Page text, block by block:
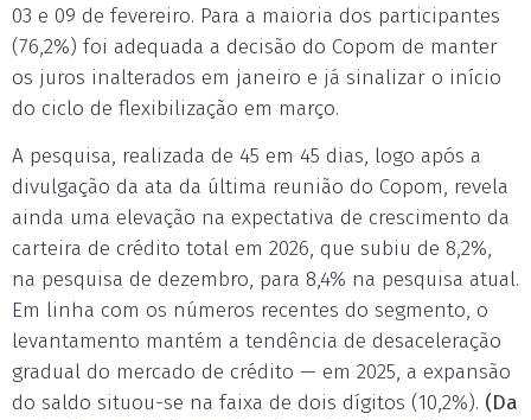
03 e 09 de fevereiro. Para a maioria dos participantes
(76,2%) foi adequada a decisão do Copom de manter
os juros inalterados em janeiro e já sinalizar o início
do ciclo de flexibilização em março.
A pesquisa, realizada de 45 em 45 dias, logo após a
divulgação da ata da última reunião do Copom, revela
ainda uma elevação na expectativa de crescimento da
carteira de crédito total em 2026, que subiu de 8,2%,
na pesquisa de dezembro, para 8,4% na pesquisa atual.
Em linha com os números recentes do segmento, o
levantamento mantém a tendência de desaceleração
gradual do mercado de crédito — em 2025, a expansão
do saldo situou-se na faixa de dois dígitos (10,2%). (Da